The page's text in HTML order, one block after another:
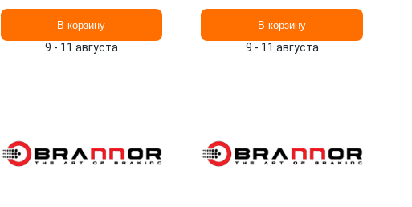
В корзину
9 - 11 августа
В корзину
9 - 11 августа